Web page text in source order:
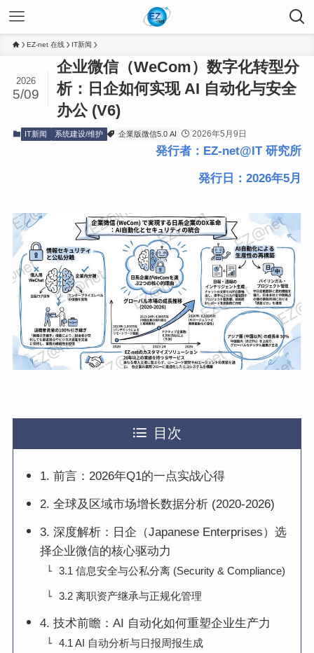
EZ-net 在线 IT新闻
企业微信（WeCom）数字化转型分
析：日企如何实现 AI 自动化与安全
办公 (V6)
2026
5/09
IT新闻 系统建设/维护 企業版微信5.0 AI 2026年5月9日
発行者：EZ-net@IT 研究所
発行日：2026年5月
目次
1. 前言：2026年Q1的一点实战心得
2. 全球及区域市场增长数据分析 (2020-2026)
3. 深度解析：日企（Japanese Enterprises）选
择企业微信的核心驱动力
3.1 信息安全与公私分离 (Security & Compliance)
3.2 离职资产继承与正规化管理
4. 技术前瞻：AI 自动化如何重塑企业生产力
4.1 AI 自动分析与日报周报生成